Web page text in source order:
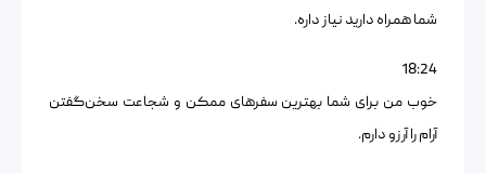
شما همراه دارید نیاز داره.
18:24
خوب من برای شما بهترین سفرهای ممکن و شجاعت سخن‌گفتن
آرام را آرزو دارم.